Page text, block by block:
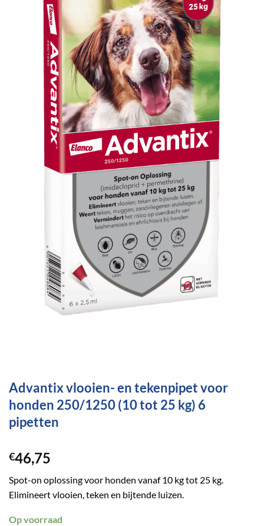
Advantix vlooien- en tekenpipet voor
honden 250/1250 (10 tot 25 kg) 6
pipetten
€46,75
Spot-on oplossing voor honden vanaf 10 kg tot 25 kg.
Elimineert vlooien, teken en bijtende luizen.
Op voorraad